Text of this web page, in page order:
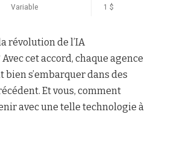
Variable 1 $
révolution de l’IA
cet accord, chaque agence
s’embarquer dans des
Et vous, comment
avec une telle technologie à